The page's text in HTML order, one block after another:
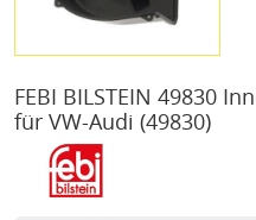
FEBI BILSTEIN 49830
für VW-Audi (49830)